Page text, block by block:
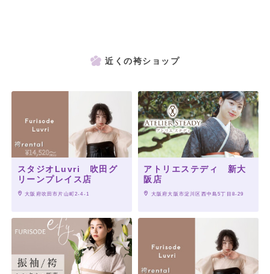
近くの袴ショップ
スタジオLuvri 吹田グ
リーンプレイス店
大阪府吹田市片山町2-4-1
アトリエステディ 新大
阪店
大阪府大阪市淀川区西中島5丁目8-29